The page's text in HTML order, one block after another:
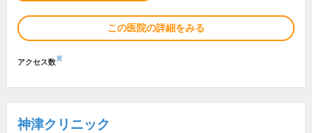
この医院の詳細をみる
アクセス数※
神津クリニック